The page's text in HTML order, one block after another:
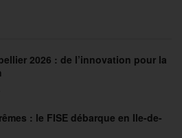
2026 : de l’innovation pour la
: le FISE débarque en Ile-de-